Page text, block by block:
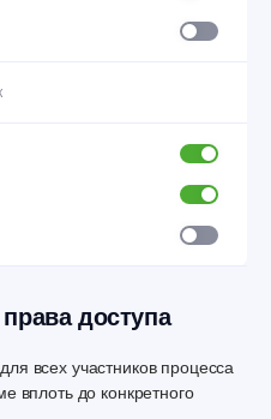
доступа
всех участников процесса
вплоть до конкретного